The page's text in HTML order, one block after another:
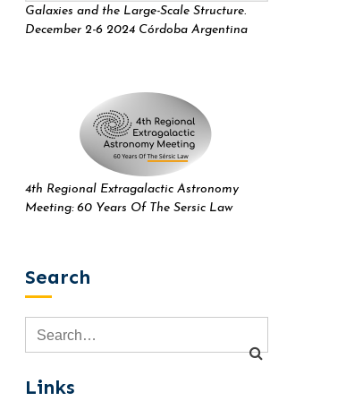
Galaxies and the Large-Scale Structure.
December 2-6 2024 Córdoba Argentina
4th Regional Extragalactic Astronomy
Meeting: 60 Years Of The Sersic Law
Search
Links